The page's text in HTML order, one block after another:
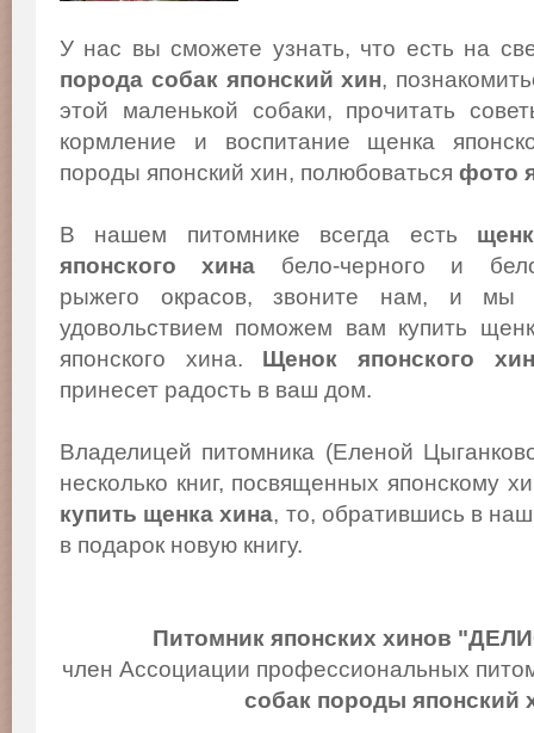
У нас вы сможете узнать, что есть на
порода собак японский хин,
этой маленькой собаки, прочитать
кормление и воспитание щенка
породы японский хин, полюбоваться фото
В нашем питомнике всегда есть
японского хина бело-черного и
рыжего окрасов, звоните нам, и мы
удовольствием поможем вам купить
японского хина. Щенок японского
принесет радость в ваш дом.
Владелицей питомника (Еленой
несколько книг, посвященных японскому
купить щенка хина, то, обратившись в
в подарок новую книгу.
Питомник японских хинов
член Ассоциации профессиональных
собак породы японский